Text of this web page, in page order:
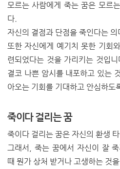
모르는 사람에게 죽는 꿈은 모르
다.
자신의 결점과 단점을 죽인다는
또한 자신에게 예기치 못한 기회
련되었다는 것을 가리키는 것입
결코 나쁜 암시를 내포하고 있는
아오는 기회를 기대하고 안심하도
죽이다 걸리는 꿈
죽이다 걸리는 꿈은 자신의 환생
그래서, 죽는 꿈에서 자신이 잘
때 뭔가 상처 받거나 고생하는 것